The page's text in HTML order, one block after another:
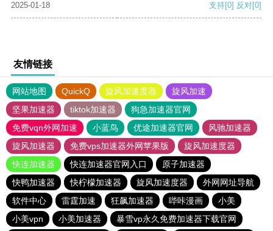
2025-01-18
支持[0] 反对[0]
友情链接
网站地图 QuickQ 旋风加速度器
旋风加速
坚果加速器
tiktok加速器
狗急加速器官网
免费vqn外网加速
小蓝鸟 优途加速器官网
风驰加速器
旋风加速器
免费vps加速器外网苹果版
旋风加速度器
快连加速器
快连加速器官网入口
原子加速器
快鸭加速器
快柠檬加速器 旋风加速度器
外网网址导航
软件中心
雷霆加速 狂飙加速器 哔咔漫画
小美
小美vpn
小美加速器 暴雪vp永久免费加速器下载官网